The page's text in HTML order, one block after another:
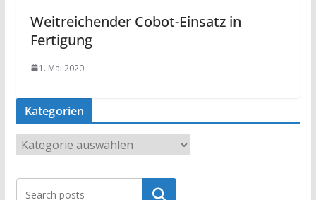
Weitreichender Cobot-Einsatz in
Fertigung
1. Mai 2020
Kategorien
a
t
Suchen